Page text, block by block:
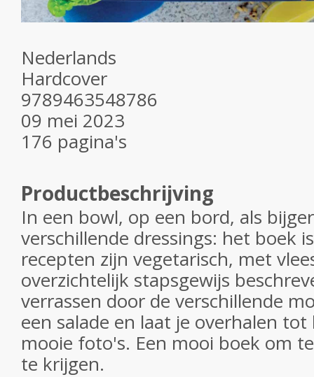
Nederlands
Hardcover
9789463548786
09 mei 2023
176 pagina's
Productbeschrijving
In een bowl, op een bord, als
verschillende dressings: het boek
recepten zijn vegetarisch, met
overzichtelijk stapsgewijs
verrassen door de verschillende
een salade en laat je overhalen
mooie foto's. Een mooi boek om
te krijgen.